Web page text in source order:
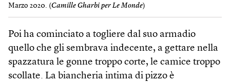
Marzo 2020. (Camille Gharbi per Le Monde)
Poi ha cominciato a togliere dal suo armadio
quello che gli sembrava indecente, a gettare nella
spazzatura le gonne troppo corte, le camice troppo
scollate. La biancheria intima di pizzo è